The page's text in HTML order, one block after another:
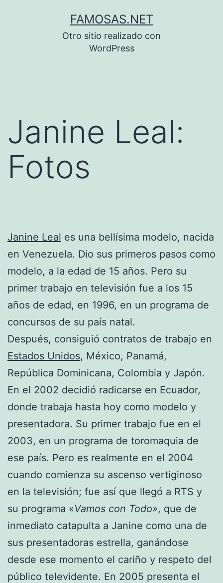
FAMOSAS.NET
Otro sitio realizado con
WordPress
Janine Leal:
Fotos
Janine Leal es una bellísima modelo, nacida
en Venezuela. Dio sus primeros pasos como
modelo, a la edad de 15 años. Pero su
primer trabajo en televisión fue a los 15
años de edad, en 1996, en un programa de
concursos de su país natal.
Después, consiguió contratos de trabajo en
Estados Unidos, México, Panamá,
República Dominicana, Colombia y Japón.
En el 2002 decidió radicarse en Ecuador,
donde trabaja hasta hoy como modelo y
presentadora. Su primer trabajo fue en el
2003, en un programa de toromaquia de
ese país. Pero es realmente en el 2004
cuando comienza su ascenso vertiginoso
en la televisión; fue así que llegó a RTS y
su programa «Vamos con Todo», que de
inmediato catapulta a Janine como una de
sus presentadoras estrella, ganándose
desde ese momento el cariño y respeto del
público televidente. En 2005 presenta el